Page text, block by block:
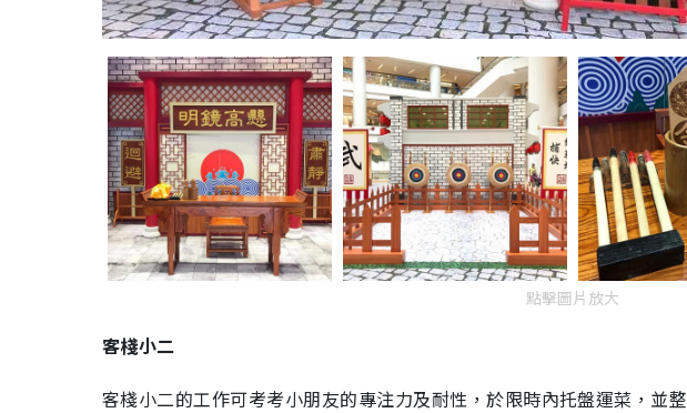
點擊圖片放大
客棧小二
客棧小二的工作可考考小朋友的專注力及耐性，於限時內托盤運菜，並